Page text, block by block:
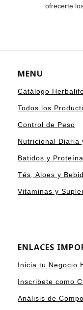
ofrecerte
MENU
Catálogo
Todos los
Control de Peso
Nutricional Diaria
Batidos y
Tés, Aloes y
Vitaminas y
ENLACES
Inicia tu Negocio
Inscribete como
Análisis de